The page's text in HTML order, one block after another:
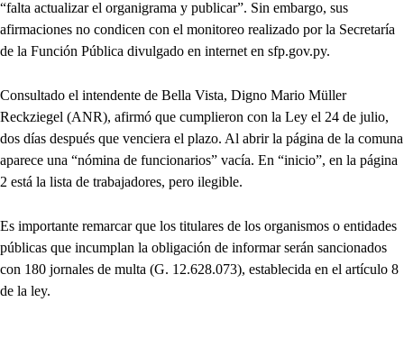
“falta actualizar el organigrama y publicar”. Sin embargo, sus
afirmaciones no condicen con el monitoreo realizado por la Secretaría
de la Función Pública divulgado en internet en sfp.gov.py.
Consultado el intendente de Bella Vista, Digno Mario Müller
Reckziegel (ANR), afirmó que cumplieron con la Ley el 24 de julio,
dos días después que venciera el plazo. Al abrir la página de la comuna
aparece una “nómina de funcionarios” vacía. En “inicio”, en la página
2 está la lista de trabajadores, pero ilegible.
Es importante remarcar que los titulares de los organismos o entidades
públicas que incumplan la obligación de informar serán sancionados
con 180 jornales de multa (G. 12.628.073), establecida en el artículo 8
de la ley.